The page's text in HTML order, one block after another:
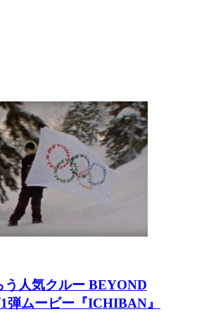
人気クルー BEYOND
弾ムービー『ICHIBAN』